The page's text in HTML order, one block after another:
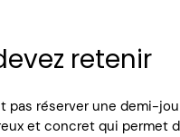
retenir
pas réserver une demi-
et concret qui permet